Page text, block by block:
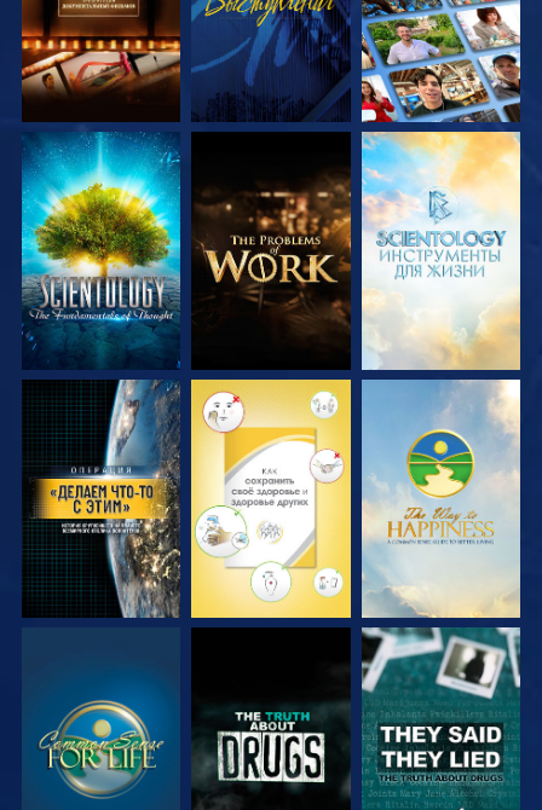
СМОТРЕТЬ
ПЕРЕДАЧИ
СМОТРЕТЬ
ПЕРЕДАЧИ
СМОТРЕТЬ
ПЕРЕДАЧИ
СМОТРЕТЬ СМОТРЕТЬ СМОТРЕТЬ
СМОТРЕТЬ СМОТРЕТЬ СМОТРЕТЬ